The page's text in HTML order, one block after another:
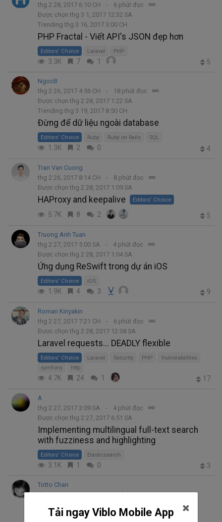
thg 2 28, 2017 6:10 CH
6 phút đọc
Được chọn thg 3 1, 2017 12:32 SA
Trending thg 3 16, 2017 3:00 CH
PHP Fractal - Viết API's JSON đẹp hơn
Editors' Choice Laravel PHP
3.3K 7 1 5
NgocB
thg 2 26, 2017 4:56 CH
18 phút đọc
Được chọn thg 2 28, 2017 1:22 SA
Trending thg 3 19, 2017 8:50 CH
Đừng để dữ liệu ngoài database
Editors' Choice Ruby Ruby on Rails SQL
1.3K 2 0 4
Tran Van Cuong
thg 2 26, 2017 8:14 CH
8 phút đọc
Được chọn thg 2 28, 2017 1:09 SA
HAProxy and keepalive Editors' Choice
5.7K 8 2 5
Truong Anh Tuan
thg 2 27, 2017 5:00 SA
4 phút đọc
Được chọn thg 2 28, 2017 1:04 SA
Ứng dụng ReSwift trong dự án iOS
Editors' Choice iOS
1.9K 4 3 9
Roman Kinyakin
thg 2 27, 2017 7:21 CH
6 phút đọc
Được chọn thg 2 28, 2017 12:38 SA
Laravel requests... DEADLY flexible
Editors' Choice Laravel Security PHP
Vulnerabilities
symfony
http
4.7K 24 1 17
A
thg 2 27, 2017 3:09 SA
4 phút đọc
Được chọn thg 2 27, 2017 6:51 SA
Implementing multilingual full-text search
with fuzziness and highlighting
Editors' Choice Elasticsearch
3.1K 1 0 3
Totto Chan
thg 2 26, 2017 8:58 SA
6 phút đọc
Sử dụng select, reject, detect, collect hay
Tải ngay Viblo Mobile App